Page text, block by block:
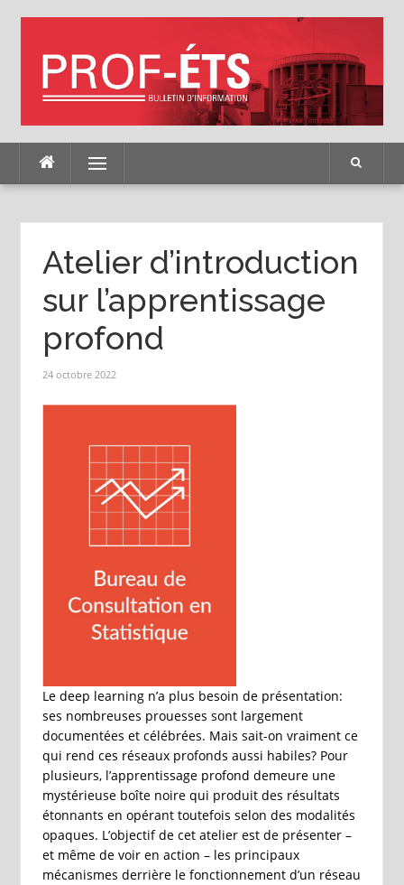
Menu
Atelier d’introduction
sur l’apprentissage
profond
24 octobre 2022
Le deep learning n’a plus besoin de présentation:
ses nombreuses prouesses sont largement
documentées et célébrées. Mais sait-on vraiment ce
qui rend ces réseaux profonds aussi habiles? Pour
plusieurs, l’apprentissage profond demeure une
mystérieuse boîte noire qui produit des résultats
étonnants en opérant toutefois selon des modalités
opaques. L’objectif de cet atelier est de présenter –
et même de voir en action – les principaux
mécanismes derrière le fonctionnement d’un réseau